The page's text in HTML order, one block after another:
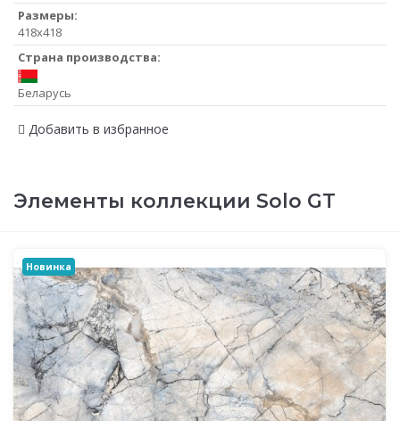
Размеры:
418x418
Страна производства:
Беларусь
Добавить в избранное
Элементы коллекции Solo GT
Новинка